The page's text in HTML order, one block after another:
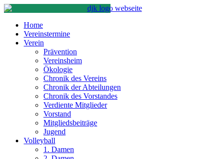
Home
Vereinstermine
Verein
Prävention
Vereinsheim
Ökologie
Chronik des Vereins
Chronik der Abteilungen
Chronik des Vorstandes
Verdiente Mitglieder
Vorstand
Mitgliedsbeiträge
Jugend
Volleyball
1. Damen